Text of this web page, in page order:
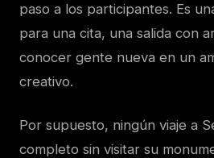
paso a los participantes. Es
para una cita, una salida con
conocer gente nueva en un
creativo.
Por supuesto, ningún viaje a
completo sin visitar su